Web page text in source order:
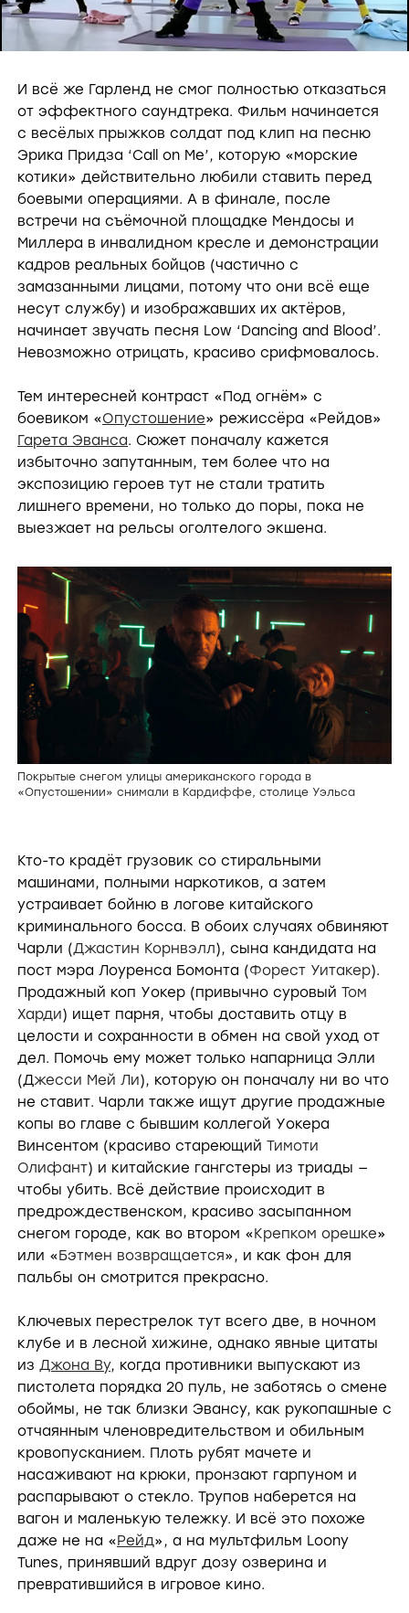
l
a
y
V
i
d
e
o
И всё же Гарленд не смог полностью отказаться
от эффектного саундтрека. Фильм начинается
с весёлых прыжков солдат под клип на песню
Эрика Придза ‘Call on Me’, которую «морские
котики» действительно любили ставить перед
боевыми операциями. А в финале, после
встречи на съёмочной площадке Мендосы и
Миллера в инвалидном кресле и демонстрации
кадров реальных бойцов (частично с
замазанными лицами, потому что они всё еще
несут службу) и изображавших их актёров,
начинает звучать песня Low ‘Dancing and Blood’.
Невозможно отрицать, красиво срифмовалось.
Тем интересней контраст «Под огнём» с
боевиком «Опустошение» режиссёра «Рейдов»
Гарета Эванса. Сюжет поначалу кажется
избыточно запутанным, тем более что на
экспозицию героев тут не стали тратить
лишнего времени, но только до поры, пока не
выезжает на рельсы оголтелого экшена.
Покрытые снегом улицы американского города в
«Опустошении» снимали в Кардиффе, столице Уэльса
Кто-то крадёт грузовик со стиральными
машинами, полными наркотиков, а затем
устраивает бойню в логове китайского
криминального босса. В обоих случаях обвиняют
Чарли (Джастин Корнвэлл), сына кандидата на
пост мэра Лоуренса Бомонта (Форест Уитакер).
Продажный коп Уокер (привычно суровый Том
Харди) ищет парня, чтобы доставить отцу в
целости и сохранности в обмен на свой уход от
дел. Помочь ему может только напарница Элли
(Джесси Мей Ли), которую он поначалу ни во что
не ставит. Чарли также ищут другие продажные
копы во главе с бывшим коллегой Уокера
Винсентом (красиво стареющий Тимоти
Олифант) и китайские гангстеры из триады —
чтобы убить. Всё действие происходит в
предрождественском, красиво засыпанном
снегом городе, как во втором «Крепком орешке»
или «Бэтмен возвращается», и как фон для
пальбы он смотрится прекрасно.
Ключевых перестрелок тут всего две, в ночном
клубе и в лесной хижине, однако явные цитаты
из Джона Ву, когда противники выпускают из
пистолета порядка 20 пуль, не заботясь о смене
обоймы, не так близки Эвансу, как рукопашные с
отчаянным членовредительством и обильным
кровопусканием. Плоть рубят мачете и
насаживают на крюки, пронзают гарпуном и
распарывают о стекло. Трупов наберется на
вагон и маленькую тележку. И всё это похоже
даже не на «Рейд», а на мультфильм Loony
Tunes, принявший вдруг дозу озверина и
превратившийся в игровое кино.